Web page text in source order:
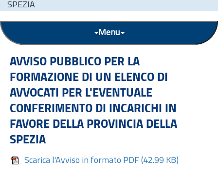
SPEZIA
Menu
AVVISO PUBBLICO PER LA
FORMAZIONE DI UN ELENCO DI
AVVOCATI PER L'EVENTUALE
CONFERIMENTO DI INCARICHI IN
FAVORE DELLA PROVINCIA DELLA
SPEZIA
Scarica l'Avviso in formato PDF (42.99 KB)